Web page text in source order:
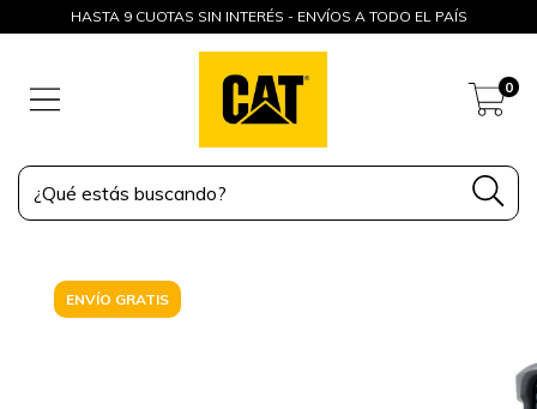
HASTA 9 CUOTAS SIN INTERÉS - ENVÍOS A TODO EL PAÍS
0
ENVÍO GRATIS